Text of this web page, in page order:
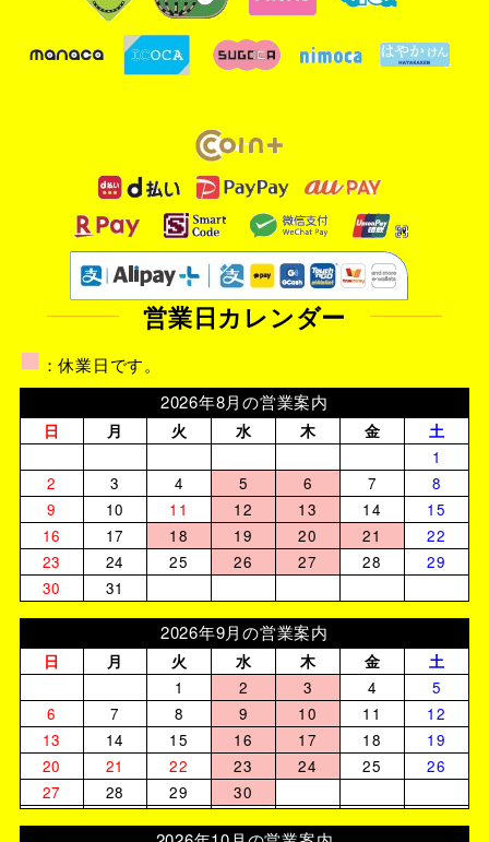
営業日カレンダー
■ ：休業日です。
2026年8月の営業案内
日 月 火 水 木 金
土
1
2
3 4 5 6 7
8
9
10 11 12 13 14
15
16
17 18 19 20 21
22
23
24 25 26 27 28
29
30
31
2026年9月の営業案内
日 月 火 水 木 金
土
1
2 3 4
5
6
7 8 9 10 11
12
13
14 15 16 17 18
19
20
21 22 23 24 25
26
27
28 29 30